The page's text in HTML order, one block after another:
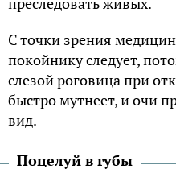
С точки зрения
покойнику следует,
слезой роговица при
быстро мутнеет, и очи
вид.
Поцелуй в губы